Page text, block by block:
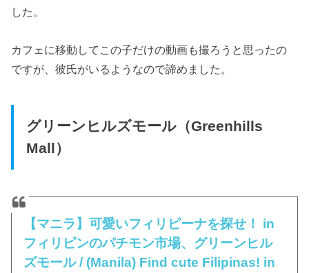
した。
カフェに移動してこの子だけの動画も撮ろうと思ったの
ですが、彼氏がいるようなので諦めました。
グリーンヒルズモール（Greenhills
Mall）
【マニラ】可愛いフィリピーナを探せ！ in
フィリピンのパチモン市場、グリーンヒル
ズモール / (Manila) Find cute Filipinas! in